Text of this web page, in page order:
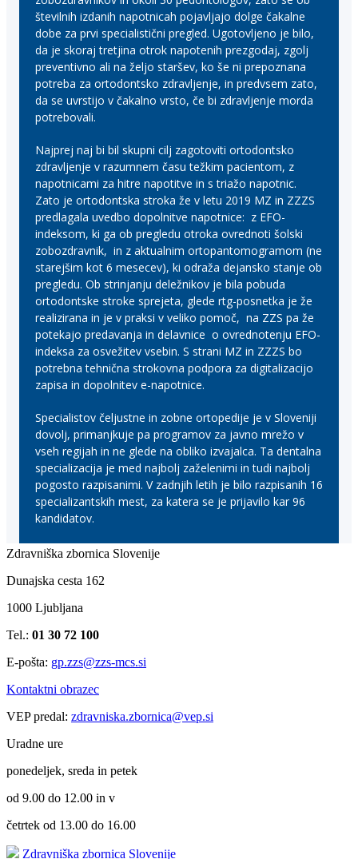
Zdravniška zbornica Slovenije
Dunajska cesta 162
1000 Ljubljana
Tel.: 01 30 72 100
E-pošta: gp.zzs@zzs-mcs.si
Kontaktni obrazec
VEP predal: zdravniska.zbornica@vep.si
Uradne ure
ponedeljek, sreda in petek
od 9.00 do 12.00 in v
četrtek od 13.00 do 16.00
Zdravniška zbornica Slovenije